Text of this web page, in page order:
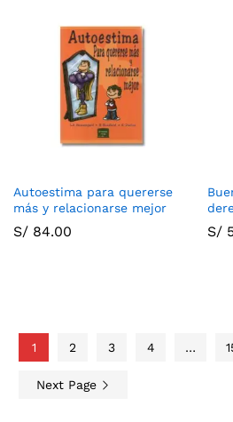
Autoestima para quererse
más y relacionarse mejor
S/ 84.00 S/
1 2 3 4 …
Next Page